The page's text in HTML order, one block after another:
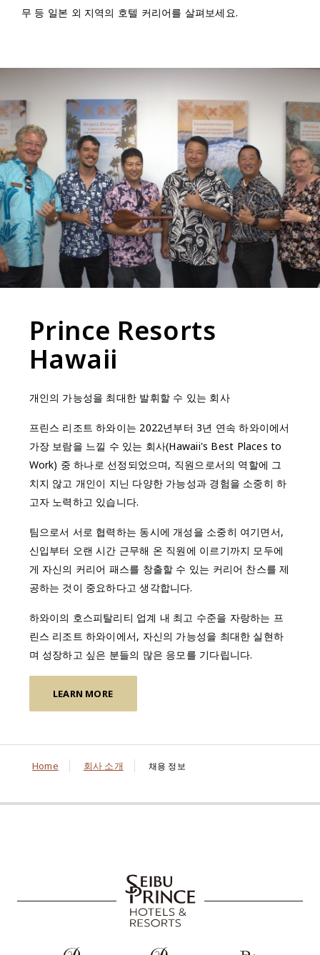
무 등 일본 외 지역의 호텔 커리어를 살펴보세요.
Prince Resorts
Hawaii
개인의 가능성을 최대한 발휘할 수 있는 회사
프린스 리조트 하와이는 2022년부터 3년 연속 하와이에서
가장 보람을 느낄 수 있는 회사(Hawaii's Best Places to
Work) 중 하나로 선정되었으며, 직원으로서의 역할에 그
치지 않고 개인이 지닌 다양한 가능성과 경험을 소중히 하
고자 노력하고 있습니다.
팀으로서 서로 협력하는 동시에 개성을 소중히 여기면서,
신입부터 오랜 시간 근무해 온 직원에 이르기까지 모두에
게 자신의 커리어 패스를 창출할 수 있는 커리어 찬스를 제
공하는 것이 중요하다고 생각합니다.
하와이의 호스피탈리티 업계 내 최고 수준을 자랑하는 프
린스 리조트 하와이에서, 자신의 가능성을 최대한 실현하
며 성장하고 싶은 분들의 많은 응모를 기다립니다.
LEARN MORE
Home 회사 소개 채용 정보